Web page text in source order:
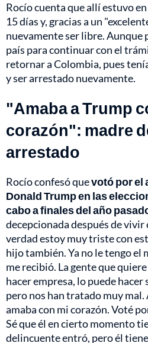
Rocío cuenta que allí estuvo
15 días y, gracias a un
nuevamente ser libre. Aunque
país para continuar con el
retornar a Colombia, pues
y ser arrestado nuevamente.
"Amaba a Trump
corazón": madre
arrestado
Rocío confesó quevotó por el
Donald Trump en las
cabo a finales del año
decepcionada después de vivir
verdad estoy muy triste con
hijo también. Ya no le tengo el
me recibió. La gente que
hacer empresa, lo puede hacer
pero nos han tratado muy
amaba con mi corazón. Voté
Sé que él en cierto momento
delincuente entró, pero él